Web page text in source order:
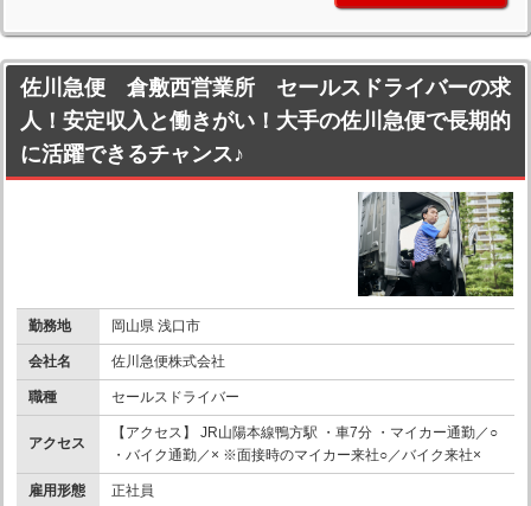
佐川急便 倉敷西営業所 セールスドライバーの求
人！安定収入と働きがい！大手の佐川急便で長期的
に活躍できるチャンス♪
勤務地 岡山県 浅口市
会社名 佐川急便株式会社
職種 セールスドライバー
アクセス
【アクセス】 JR山陽本線鴨方駅 ・車7分 ・マイカー通勤／○
・バイク通勤／× ※面接時のマイカー来社○／バイク来社×
雇用形態 正社員